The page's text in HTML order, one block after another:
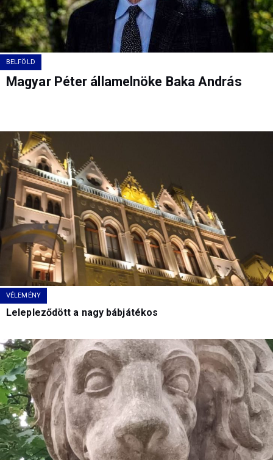
BELFÖLD
Magyar Péter államelnöke Baka András
VÉLEMÉNY
Lelepleződött a nagy bábjátékos